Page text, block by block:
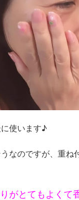
使います♪
なのですが、重ね
がとてもよくて